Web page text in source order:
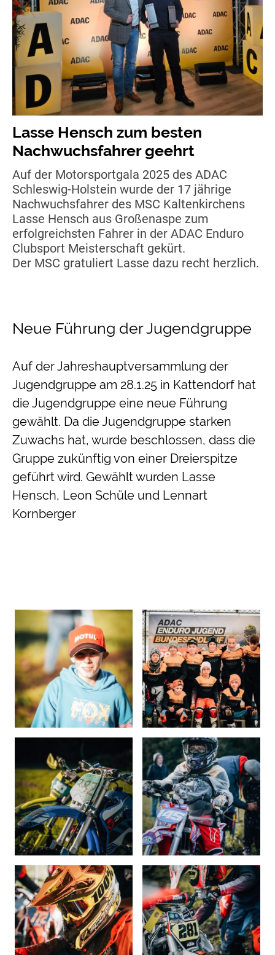
Lasse Hensch zum besten
Nachwuchsfahrer geehrt
Auf der Motorsportgala 2025 des ADAC
Schleswig-Holstein wurde der 17 jährige
Nachwuchsfahrer des MSC Kaltenkirchens
Lasse Hensch aus Großenaspe zum
erfolgreichsten Fahrer in der ADAC Enduro
Clubsport Meisterschaft gekürt.
Der MSC gratuliert Lasse dazu recht herzlich.
Neue Führung der Jugendgruppe
Auf der Jahreshauptversammlung der
Jugendgruppe am 28.1.25 in Kattendorf hat
die Jugendgruppe eine neue Führung
gewählt. Da die Jugendgruppe starken
Zuwachs hat, wurde beschlossen, dass die
Gruppe zukünftig von einer Dreierspitze
geführt wird. Gewählt wurden Lasse
Hensch, Leon Schüle und Lennart
Kornberger